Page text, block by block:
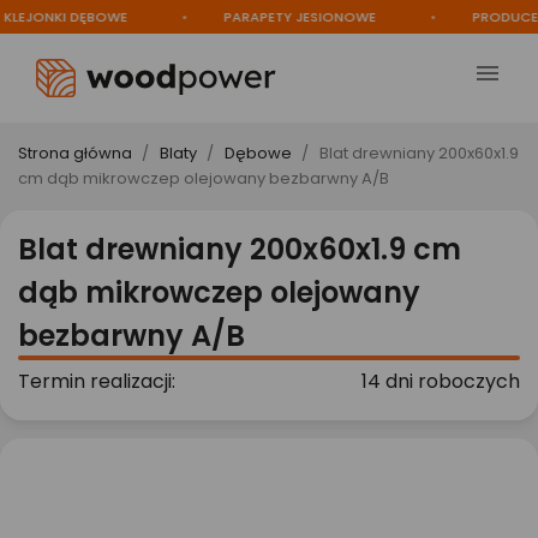
DĘBOWE PARAPETY JESIONOWE PRODUCENT

Strona główna Blaty Dębowe
Blat drewniany 200x60x1.9
cm dąb mikrowczep olejowany bezbarwny A/B
Blat drewniany 200x60x1.9 cm
dąb mikrowczep olejowany
bezbarwny A/B
Termin realizacji: 14 dni roboczych